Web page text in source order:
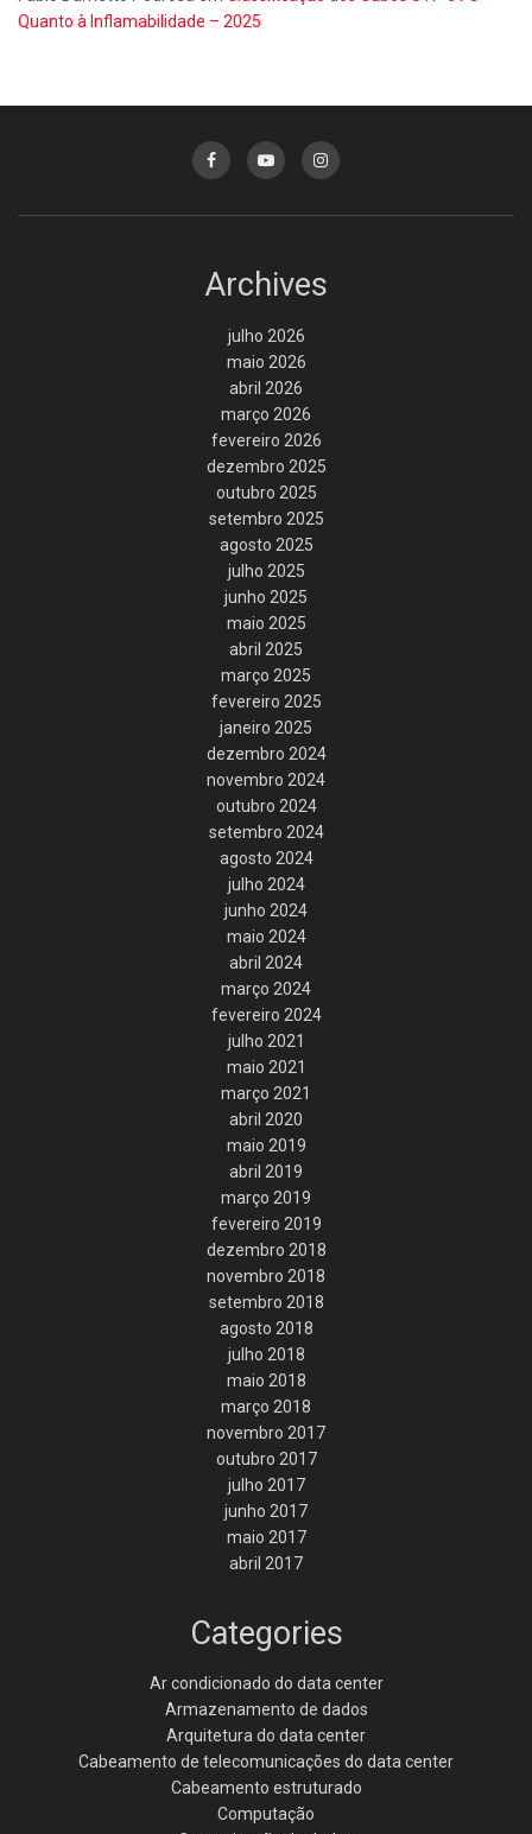
Quanto à Inflamabilidade – 2025
Archives
julho 2026
maio 2026
abril 2026
março 2026
fevereiro 2026
dezembro 2025
outubro 2025
setembro 2025
agosto 2025
julho 2025
junho 2025
maio 2025
abril 2025
março 2025
fevereiro 2025
janeiro 2025
dezembro 2024
novembro 2024
outubro 2024
setembro 2024
agosto 2024
julho 2024
junho 2024
maio 2024
abril 2024
março 2024
fevereiro 2024
julho 2021
maio 2021
março 2021
abril 2020
maio 2019
abril 2019
março 2019
fevereiro 2019
dezembro 2018
novembro 2018
setembro 2018
agosto 2018
julho 2018
maio 2018
março 2018
novembro 2017
outubro 2017
julho 2017
junho 2017
maio 2017
abril 2017
Categories
Ar condicionado do data center
Armazenamento de dados
Arquitetura do data center
Cabeamento de telecomunicações do data center
Cabeamento estruturado
Computação